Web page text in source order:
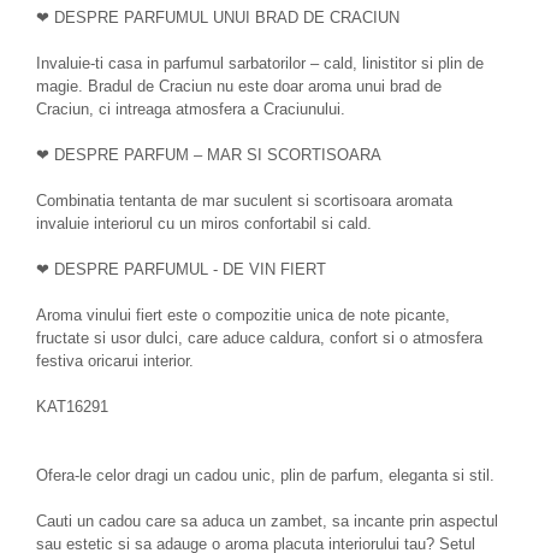
❤ DESPRE PARFUMUL UNUI BRAD DE CRACIUN
Invaluie-ti casa in parfumul sarbatorilor – cald, linistitor si plin de
magie. Bradul de Craciun nu este doar aroma unui brad de
Craciun, ci intreaga atmosfera a Craciunului.
❤ DESPRE PARFUM – MAR SI SCORTISOARA
Combinatia tentanta de mar suculent si scortisoara aromata
invaluie interiorul cu un miros confortabil si cald.
❤ DESPRE PARFUMUL - DE VIN FIERT
Aroma vinului fiert este o compozitie unica de note picante,
fructate si usor dulci, care aduce caldura, confort si o atmosfera
festiva oricarui interior.
KAT16291
Ofera-le celor dragi un cadou unic, plin de parfum, eleganta si stil.
Cauti un cadou care sa aduca un zambet, sa incante prin aspectul
sau estetic si sa adauge o aroma placuta interiorului tau? Setul